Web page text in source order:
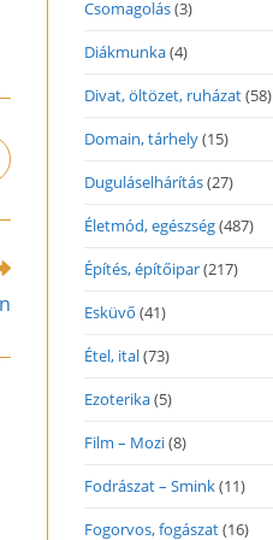
Csomagolás(3)
Diákmunka(4)
Divat, öltözet, ruházat(58)
Domain, tárhely(15)
Duguláselhárítás(27)
Életmód, egészség(487)
Építés, építőipar(217)
Esküvő (41)
Étel, ital(73)
Ezoterika(5)
Film – Mozi(8)
Fodrászat – Smink(11)
Fogorvos, fogászat(16)